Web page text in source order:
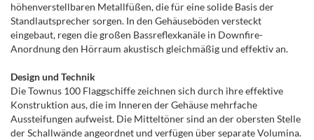
höhenverstellbaren Metallfüßen, die für eine solide Basis der
Standlautsprecher sorgen. In den Gehäuseböden versteckt
eingebaut, regen die großen Bassreflexkanäle in Downfire-
Anordnung den Hörraum akustisch gleichmäßig und effektiv an.
Design und Technik
Die Townus 100 Flaggschiffe zeichnen sich durch ihre effektive
Konstruktion aus, die im Inneren der Gehäuse mehrfache
Aussteifungen aufweist. Die Mitteltöner sind an der obersten Stelle
der Schallwände angeordnet und verfügen über separate Volumina.